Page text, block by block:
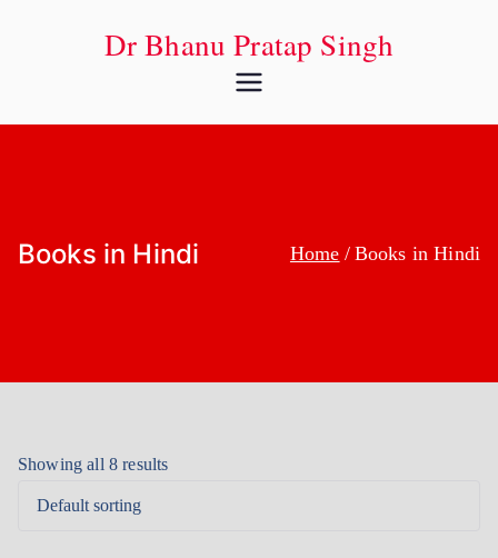
Dr Bhanu Pratap Singh
Books in Hindi Home Books in Hindi
Showing all 8 results